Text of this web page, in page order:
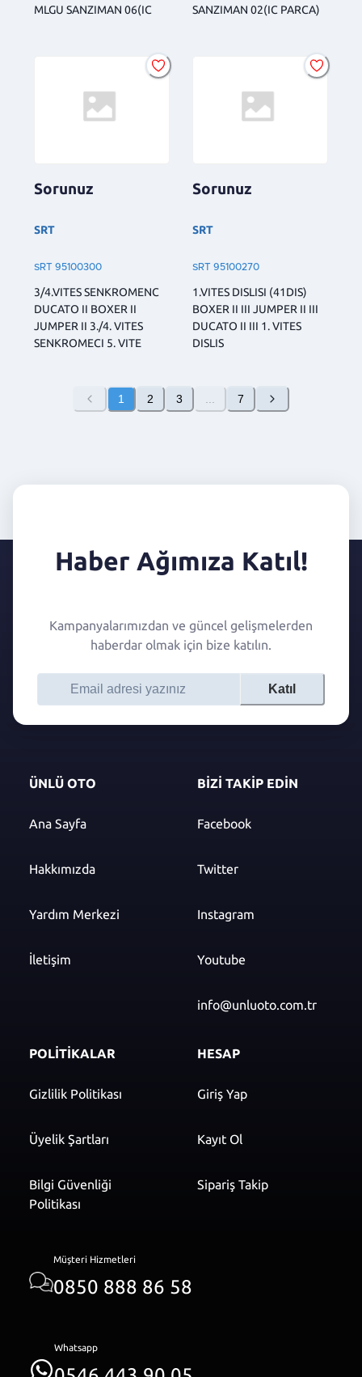
MLGU SANZIMAN 06(IC
SANZIMAN 02(IC PARCA)
Sorunuz
SRT
SRT 95100300
3/4.VITES SENKROMENC
DUCATO II BOXER II
JUMPER II 3./4. VITES
SENKROMECI 5. VITE
Sorunuz
SRT
SRT 95100270
1.VITES DISLISI (41DIS)
BOXER II III JUMPER II III
DUCATO II III 1. VITES
DISLIS
1 2 3 7
Haber Ağımıza Katıl!
Kampanyalarımızdan ve güncel gelişmelerden
haberdar olmak için bize katılın.
Katıl
ÜNLÜ OTO
Ana Sayfa
Hakkımızda
Yardım Merkezi
İletişim
BİZİ TAKİP EDİN
Facebook
Twitter
Instagram
Youtube
info@unluoto.com.tr
POLİTİKALAR
Gizlilik Politikası
Üyelik Şartları
Bilgi Güvenliği
Politikası
HESAP
Giriş Yap
Kayıt Ol
Sipariş Takip
Müşteri Hizmetleri
0850 888 86 58
Whatsapp